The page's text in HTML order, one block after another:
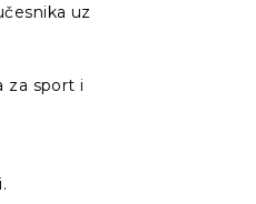
uz
za sport i